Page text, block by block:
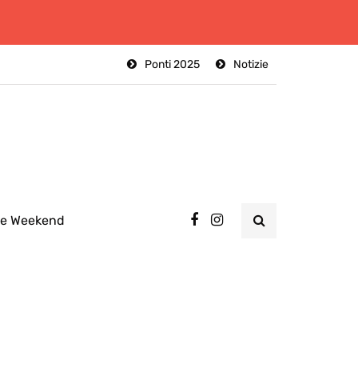
Notizie
Ponti 2025
Weekend